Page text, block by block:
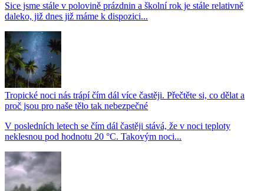
Sice jsme stále v polovině prázdnin a školní rok je stále relativně
daleko, již dnes již máme k dispozici...
Tropické noci nás trápí čím dál více častěji. Přečtěte si, co dělat a
proč jsou pro naše tělo tak nebezpečné
V posledních letech se čím dál častěji stává, že v noci teploty
neklesnou pod hodnotu 20 °C. Takovým noci...